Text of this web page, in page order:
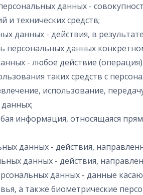
данных -
технических средств;
данных - действия, в
персональных данных
- любое действие
таких средств с
использование,
информация, относящаяся
данных - действия,
данных - действия,
данных - данные
а также биометрические